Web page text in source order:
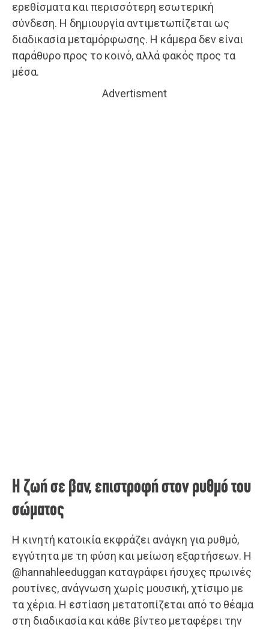
ερεθίσματα και περισσότερη εσωτερική
σύνδεση. Η δημιουργία αντιμετωπίζεται ως
διαδικασία μεταμόρφωσης. Η κάμερα δεν είναι
παράθυρο προς το κοινό, αλλά φακός προς τα
μέσα.
Advertisment
Η ζωή σε βαν, επιστροφή στον ρυθμό του
σώματος
Η κινητή κατοικία εκφράζει ανάγκη για ρυθμό,
εγγύτητα με τη φύση και μείωση εξαρτήσεων. Η
@hannahleeduggan καταγράφει ήσυχες πρωινές
ρουτίνες, ανάγνωση χωρίς μουσική, χτίσιμο με
τα χέρια. Η εστίαση μετατοπίζεται από το θέαμα
στη διαδικασία και κάθε βίντεο μεταφέρει την